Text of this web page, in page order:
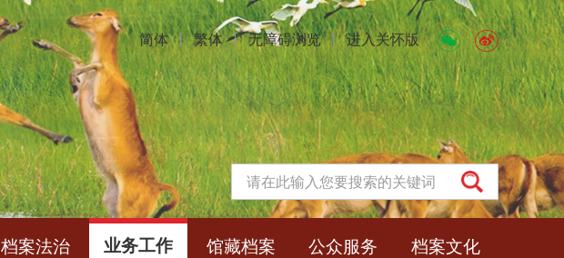
简体 丨 繁体 丨 无障碍浏览 丨 进入关怀版
档案法治 业务工作 馆藏档案 公众服务 档案文化